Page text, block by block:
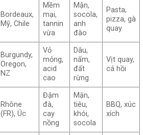
Bordeaux,
Mỹ, Chile
Mềm
mại,
tannin
vừa
Mận,
socola,
anh
đào
Pasta,
pizza, gà
quay
Burgundy,
Oregon,
NZ
Vỏ
mỏng,
acid
cao
Dâu,
nấm,
đất
rừng
Vịt quay,
cá hồi
Rhône
(FR), Úc
Đậm
đà,
cay
nồng
Mận,
tiêu,
khói,
socola
BBQ, xúc
xích